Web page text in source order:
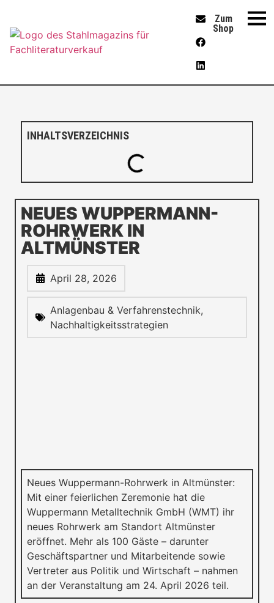
Zum
Shop
NEUES WUPPERMANN-
ROHRWERK IN
ALTMÜNSTER
April 28, 2026
Anlagenbau & Verfahrenstechnik,
Nachhaltigkeitsstrategien
Neues Wuppermann-Rohrwerk in Altmünster:
Mit einer feierlichen Zeremonie hat die
Wuppermann Metalltechnik GmbH (WMT) ihr
neues Rohrwerk am Standort Altmünster
eröffnet. Mehr als 100 Gäste – darunter
Geschäftspartner und Mitarbeitende sowie
Vertreter aus Politik und Wirtschaft – nahmen
an der Veranstaltung am 24. April 2026 teil.
INHALTSVERZEICHNIS